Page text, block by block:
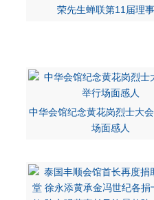
荣先生蝉联第11届理
中华会馆纪念黄花岗烈士大
场面感人